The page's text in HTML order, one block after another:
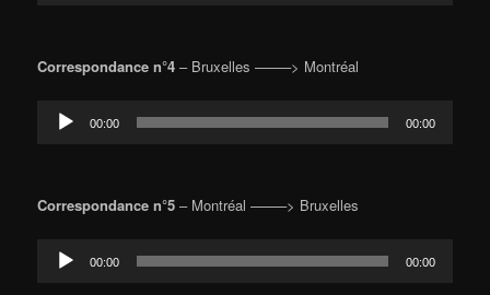
Correspondance n°4 – Bruxelles ——–> Montréal
Lecteur
audio
00:00 00:00
Correspondance n°5 – Montréal ——–> Bruxelles
Lecteur
audio
00:00 00:00